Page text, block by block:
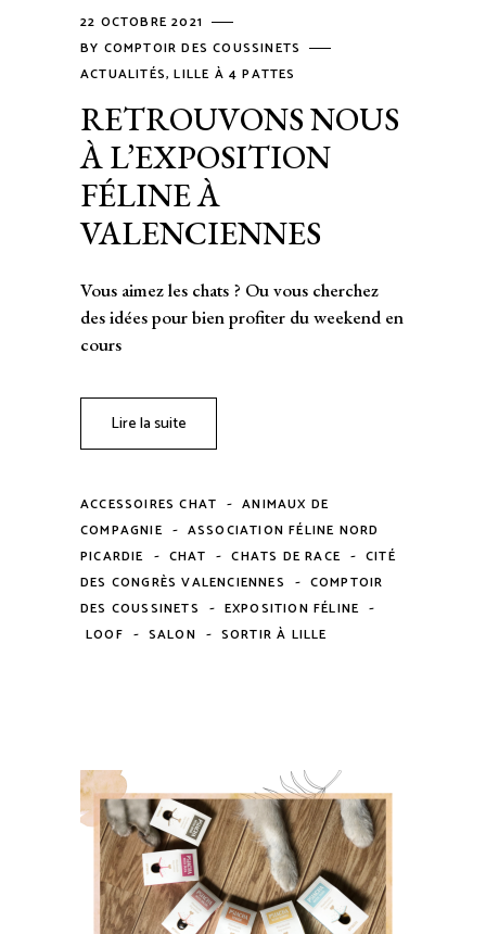
22 OCTOBRE 2021
BY COMPTOIR DES COUSSINETS
ACTUALITÉS,LILLE À 4 PATTES
RETROUVONS NOUS
À L’EXPOSITION
FÉLINE À
VALENCIENNES
Vous aimez les chats ? Ou vous cherchez
des idées pour bien profiter du weekend en
cours
Lire la suite
ACCESSOIRES CHAT - ANIMAUX DE
COMPAGNIE - ASSOCIATION FÉLINE NORD
PICARDIE - CHAT - CHATS DE RACE - CITÉ
DES CONGRÈS VALENCIENNES - COMPTOIR
DES COUSSINETS - EXPOSITION FÉLINE -
LOOF - SALON - SORTIR À LILLE